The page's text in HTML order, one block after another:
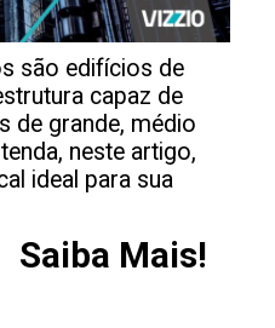
são edifícios de
capaz de
de grande, médio
neste artigo,
ideal para sua
Saiba Mais!